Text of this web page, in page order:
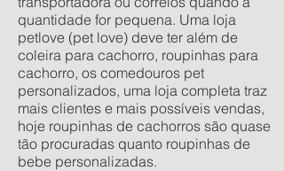
quantidade for pequena. Uma loja
petlove (pet love) deve ter além de
coleira para cachorro, roupinhas para
cachorro, os comedouros pet
personalizados, uma loja completa traz
mais clientes e mais possíveis vendas,
hoje roupinhas de cachorros são quase
tão procuradas quanto roupinhas de
bebe personalizadas.